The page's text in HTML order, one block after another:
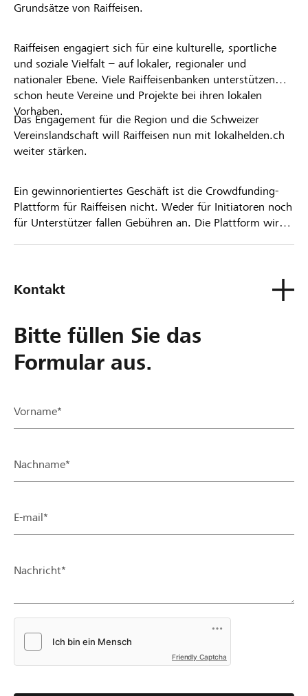
Grundsätze von Raiffeisen.
Raiffeisen engagiert sich für eine kulturelle, sportliche
und soziale Vielfalt – auf lokaler, regionaler und
nationaler Ebene. Viele Raiffeisenbanken unterstützen
schon heute Vereine und Projekte bei ihren lokalen
Vorhaben.
Das Engagement für die Region und die Schweizer
Vereinslandschaft will Raiffeisen nun mit lokalhelden.ch
weiter stärken.
Ein gewinnorientiertes Geschäft ist die Crowdfunding-
Plattform für Raiffeisen nicht. Weder für Initiatoren noch
für Unterstützer fallen Gebühren an. Die Plattform wird
Kontakt
Bitte füllen Sie das
Formular aus.
Vorname*
Nachname*
E-mail*
Nachricht*
Friendly Captcha